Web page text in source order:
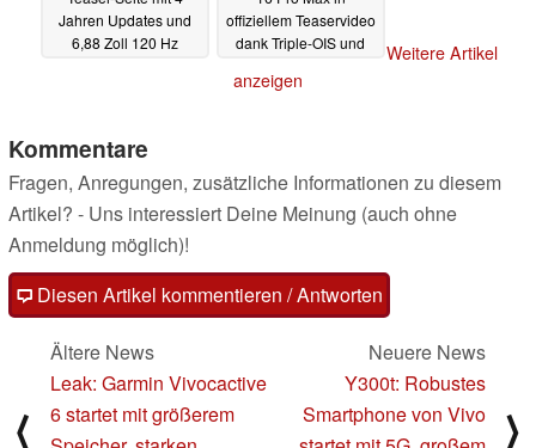
Jahren Updates und
6,88 Zoll 120 Hz
offiziellem Teaservideo
dank Triple-OIS und
Weitere Artikel
anzeigen
Kommentare
Fragen, Anregungen, zusätzliche Informationen zu diesem
Artikel? - Uns interessiert Deine Meinung (auch ohne
Anmeldung möglich)!
Diesen Artikel kommentieren / Antworten
⟨
Ältere News
Leak: Garmin Vivocactive
6 startet mit größerem
Neuere News
Y300t: Robustes
Smartphone von Vivo
⟩